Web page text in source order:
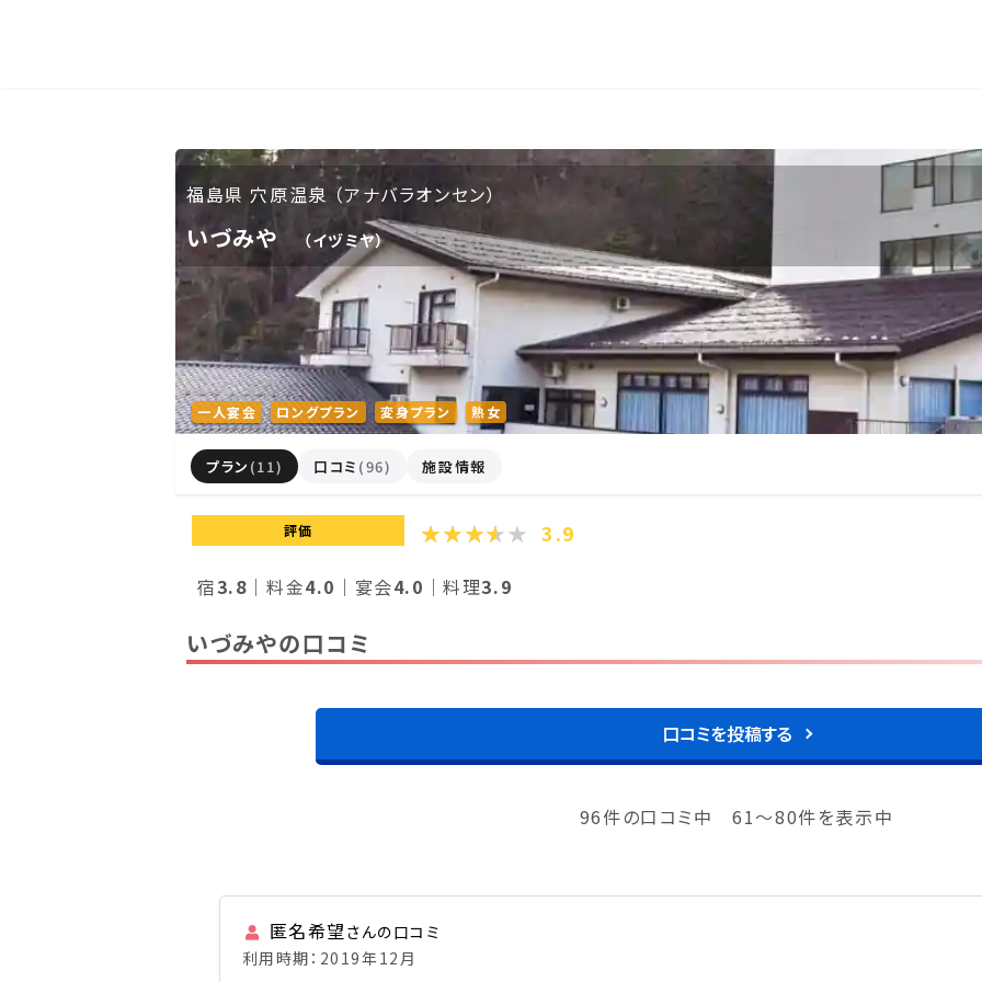
石和 伊香保 熱海 伊豆長岡 穴原 鬼怒川 いわき湯本 越後湯沢
北海道・東北
北海道(13) 岩手県(3) 山形県(3) 宮城県(8) 福島県(26)
関東
栃木県(18) 群馬県(25)
千葉県(14)
神奈川県
東海
静岡県(44) 愛知県(15) 岐阜県(5) 三重県(9)
中部
新潟県(13) 山梨県(19)
関西
滋賀県(2) 大阪府(2) 兵庫県(2)
九州・沖縄
福岡県(2) 熊本県(2)
福島県 穴原温泉 （アナバラオンセン）
いづみや （イヅミヤ）
一人宴会 ロングプラン 変身プラン 熟女
プラン (11) 口コミ (96) 施設情報
評価 3.9
宿3.8 ｜料金4.0 ｜宴会4.0 ｜料理3.9
いづみやの口コミ
口コミを投稿する
96件の口コミ中 61～80件を表示中
匿名希望 さんの口コミ
利用時期：2019年12月